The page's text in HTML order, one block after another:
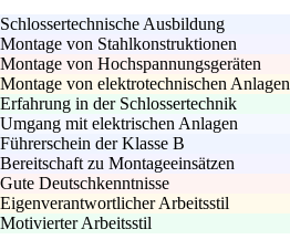
Schlossertechnische Ausbildung
Montage von Stahlkonstruktionen
Montage von Hochspannungsgeräten
Montage von elektrotechnischen Anlagen
Erfahrung in der Schlossertechnik
Umgang mit elektrischen Anlagen
Führerschein der Klasse B
Bereitschaft zu Montageeinsätzen
Gute Deutschkenntnisse
Eigenverantwortlicher Arbeitsstil
Motivierter Arbeitsstil